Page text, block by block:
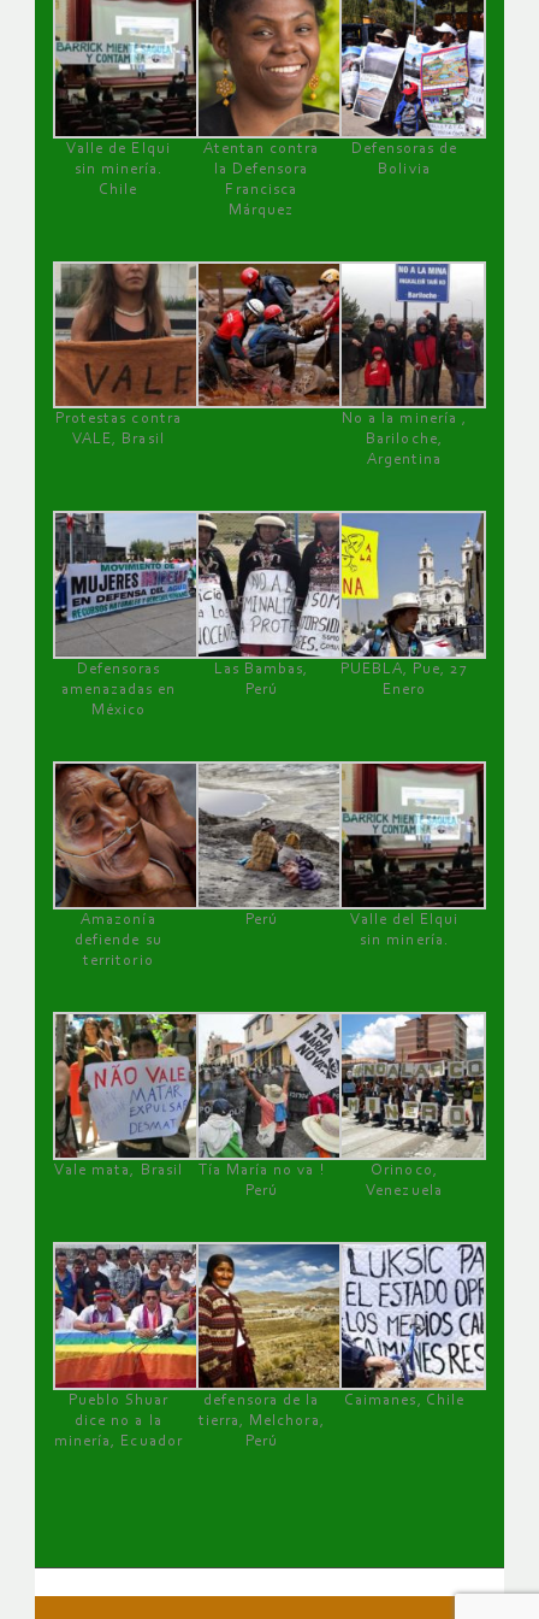
Valle de Elqui
sin minería.
Chile
Atentan contra
la Defensora
Francisca
Márquez
Defensoras de
Bolivia
Protestas contra
VALE, Brasil
No a la minería ,
Bariloche,
Argentina
Defensoras
amenazadas en
México
Las Bambas,
Perú
PUEBLA, Pue, 27
Enero
Amazonía
defiende su
territorio
Perú
Valle del Elqui
sin minería.
Vale mata, Brasil
Tía María no va !
Perú
Orinoco,
Venezuela
Pueblo Shuar
dice no a la
minería, Ecuador
defensora de la
tierra, Melchora,
Perú
Caimanes, Chile